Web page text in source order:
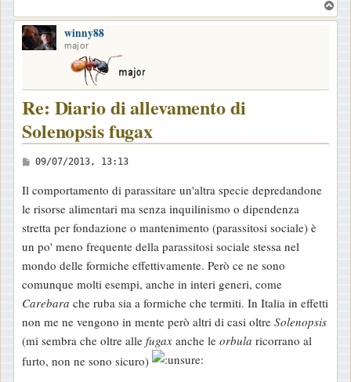
o
winny88
major
Re: Diario di allevamento di
Solenopsis fugax
M
s
s
a
g
g
i
o
09/07/2013, 13:13
Il comportamento di parassitare un'altra specie depredandone
le risorse alimentari ma senza inquilinismo o dipendenza
stretta per fondazione o mantenimento (parassitosi sociale) è
un po' meno frequente della parassitosi sociale stessa nel
mondo delle formiche effettivamente. Però ce ne sono
comunque molti esempi, anche in interi generi, come
Carebara che ruba sia a formiche che termiti. In Italia in effetti
non me ne vengono in mente però altri di casi oltre Solenopsis
(mi sembra che oltre alle fugax anche le orbula ricorrano al
furto, non ne sono sicuro)